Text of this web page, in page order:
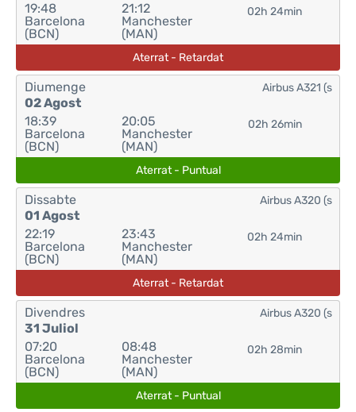
19:48
Barcelona
(BCN)
21:12
Manchester
(MAN)
02h 24min
Aterrat - Retardat
Diumenge
02 Agost
18:39
Barcelona
(BCN)
20:05
Manchester
(MAN)
02h 26min
Airbus A321 (s
Aterrat - Puntual
Dissabte
01 Agost
22:19
Barcelona
(BCN)
23:43
Manchester
(MAN)
02h 24min
Airbus A320 (s
Aterrat - Retardat
Divendres
31 Juliol
07:20
Barcelona
(BCN)
08:48
Manchester
(MAN)
02h 28min
Airbus A320 (s
Aterrat - Puntual